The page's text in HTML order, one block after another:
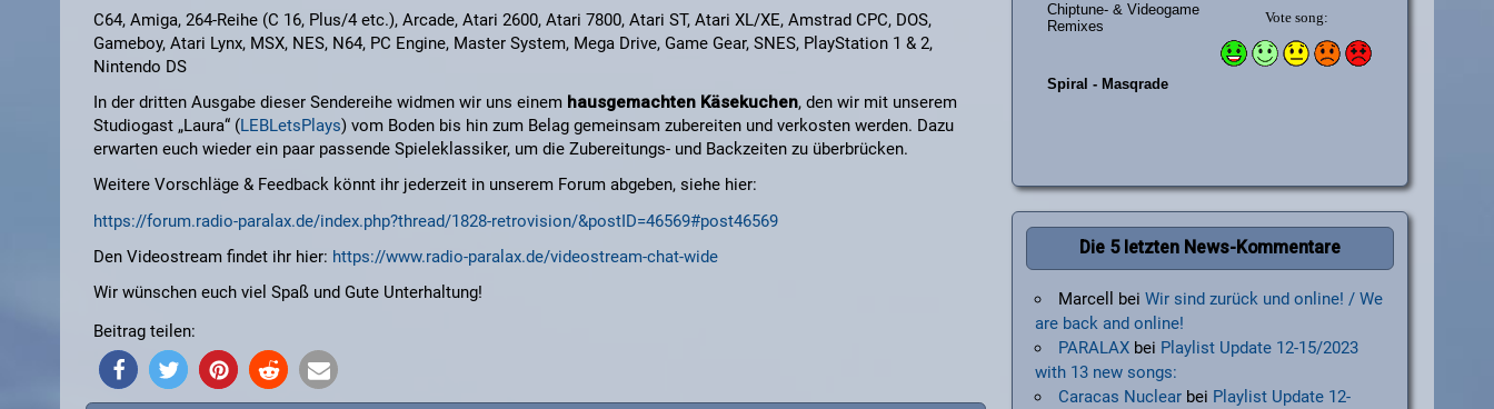
C64, Amiga, 264-Reihe (C 16, Plus/4 etc.), Arcade, Atari 2600, Atari 7800, Atari ST, Atari XL/XE, Amstrad CPC, DOS,
Gameboy, Atari Lynx, MSX, NES, N64, PC Engine, Master System, Mega Drive, Game Gear, SNES, PlayStation 1 & 2,
Nintendo DS
In der dritten Ausgabe dieser Sendereihe widmen wir uns einem hausgemachten Käsekuchen, den wir mit unserem
Studiogast „Laura“ (LEBLetsPlays) vom Boden bis hin zum Belag gemeinsam zubereiten und verkosten werden. Dazu
erwarten euch wieder ein paar passende Spieleklassiker, um die Zubereitungs- und Backzeiten zu überbrücken.
Weitere Vorschläge & Feedback könnt ihr jederzeit in unserem Forum abgeben, siehe hier:
https://forum.radio-paralax.de/index.php?thread/1828-retrovision/&postID=46569#post46569
Den Videostream findet ihr hier: https://www.radio-paralax.de/videostream-chat-wide
Wir wünschen euch viel Spaß und Gute Unterhaltung!
Beitrag teilen:
Die 5 letzten News-Kommentare
Marcell beiWir sind zurück und online! / We
are back and online!
PARALAX bei Playlist Update 12-15/2023
with 13 new songs:
Caracas Nuclear bei Playlist Update 12-